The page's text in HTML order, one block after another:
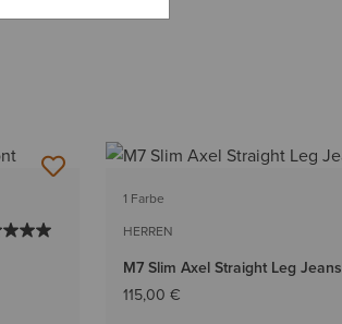
1 Farbe
HERREN
M7 Slim Axel Straight Leg Jeans
115,00 €